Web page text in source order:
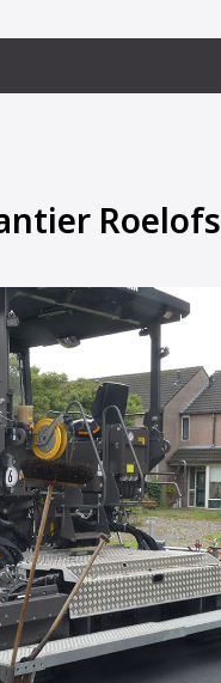
Roelofs